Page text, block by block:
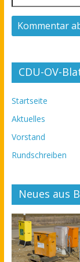
CDU-OV-
Startseite
Aktuelles
Vorstand
Rundschreiben
Neues aus